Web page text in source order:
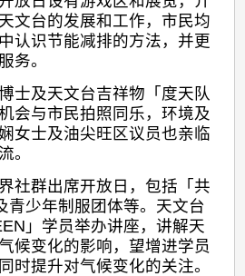
文台的发展和工作，市民均
认识节能减排的方法，并更
务。
士及天文台吉祥物「度天队
会与市民拍照同乐，环境及
女士及油尖旺区议员也亲临
。
社群出席开放日，包括「共
青少年制服团体等。天文台
」学员举办讲座，讲解天
候变化的影响，望增进学员
时提升对气候变化的关注。